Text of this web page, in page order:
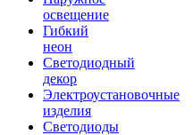
освещение
Гибкий
неон
Светодиодный
декор
Электроустановочные
изделия
Светодиоды